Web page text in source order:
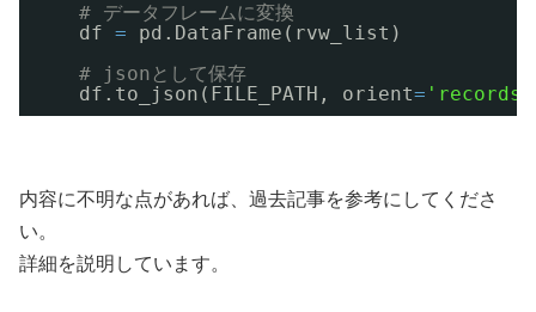
# データフレームに変換
df =
pd.DataFrame(rvw_list)
# jsonとして保存
df.to_json(FILE_PATH, orient= 'records'
内容に不明な点があれば、過去記事を参考にしてくださ
い。
詳細を説明しています。